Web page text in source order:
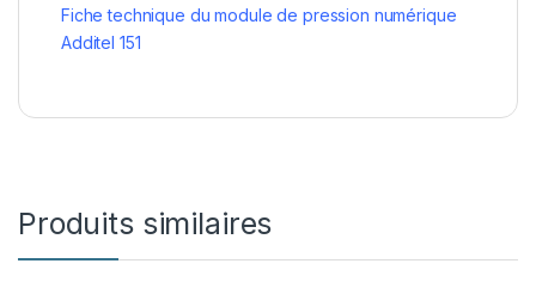
Fiche technique du module de pression numérique
Additel 151
Produits similaires